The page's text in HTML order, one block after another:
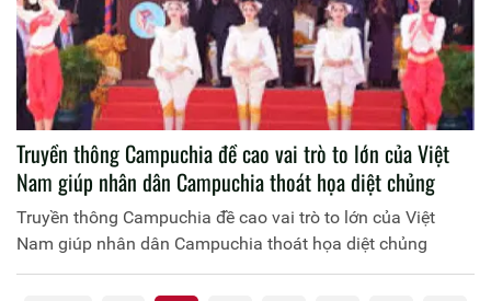
Truyền thông Campuchia đề cao vai trò to lớn của Việt
Nam giúp nhân dân Campuchia thoát họa diệt chủng
Truyền thông Campuchia đề cao vai trò to lớn của Việt
Nam giúp nhân dân Campuchia thoát họa diệt chủng